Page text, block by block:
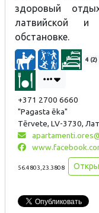
здоровый
латвийской и
обстановке.
4 (2)
+371 2700 6660
"Pagasta ēka"
Tērvete, LV-3730,
56.4803,23.3808